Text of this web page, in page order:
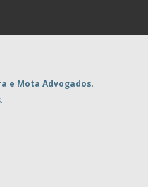
e Mota Advogados.